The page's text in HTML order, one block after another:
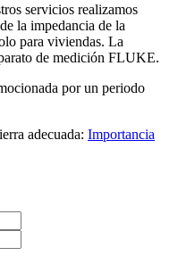
servicios realizamos
la impedancia de la
para viviendas. La
de medición FLUKE.
por un periodo
adecuada: Importancia